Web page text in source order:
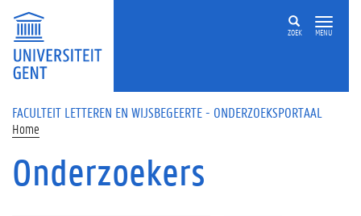
Overslaan en naar de inhoud gaan
ZOEK MENU
FACULTEIT LETTEREN EN WIJSBEGEERTE - ONDERZOEKSPORTAAL
Home
Onderzoekers